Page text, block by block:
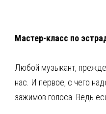
Мастер-класс по
Любой музыкант, прежде
нас. И первое, с чего
зажимов голоса. Ведь